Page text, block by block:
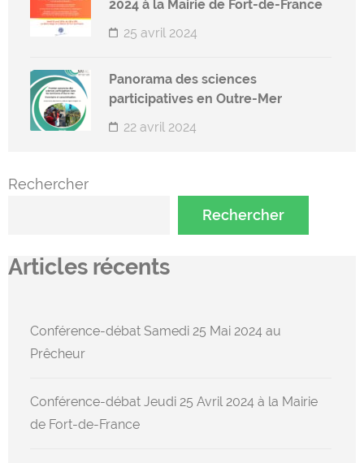
2024 à la Mairie de Fort-de-France
25 avril 2024
Panorama des sciences
participatives en Outre-Mer
22 avril 2024
Rechercher
Rechercher
Articles récents
Conférence-débat Samedi 25 Mai 2024 au
Prêcheur
Conférence-débat Jeudi 25 Avril 2024 à la Mairie
de Fort-de-France